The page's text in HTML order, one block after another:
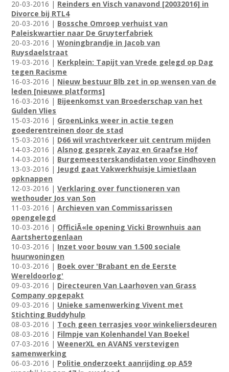
20-03-2016 | Reinders en Visch vanavond [20032016] in
Divorce bij RTL4
20-03-2016 | Bossche Omroep verhuist van
Paleiskwartier naar De Gruyterfabriek
20-03-2016 |Woningbrandje in Jacob van
Ruysdaelstraat
19-03-2016 | Kerkplein: Tapijt van Vrede gelegd op Dag
tegen Racisme
16-03-2016 | Nieuw bestuur Blb zet in op wensen van de
leden [nieuwe platforms]
16-03-2016 | Bijeenkomst van Broederschap van het
Gulden Vlies
15-03-2016 | GroenLinks weer in actie tegen
goederentreinen door de stad
15-03-2016 | D66 wil vrachtverkeer uit centrum mijden
14-03-2016 |Alsnog gesprek Zayaz en Graafse Hof
14-03-2016 | Burgemeesterskandidaten voor Eindhoven
13-03-2016 | Jeugd gaat Vakwerkhuisje Limietlaan
opknappen
12-03-2016 |Verklaring over functioneren van
wethouder Jos van Son
11-03-2016 |Archieven van Commissarissen
opengelegd
10-03-2016 | OfficiÃ«le opening Vicki Brownhuis aan
Aartshertogenlaan
10-03-2016 | Inzet voor bouw van 1.500 sociale
huurwoningen
10-03-2016 | Boek over 'Brabant en de Eerste
Wereldoorlog'
09-03-2016 | Directeuren Van Laarhoven van Grass
Company opgepakt
09-03-2016 | Unieke samenwerking Vivent met
Stichting Buddyhulp
08-03-2016 | Toch geen terrasjes voor winkeliersdeuren
08-03-2016 | Filmpje van Kolenhandel Van Boekel
07-03-2016 |WeenerXL en AVANS verstevigen
samenwerking
06-03-2016 | Politie onderzoekt aanrijding op A59